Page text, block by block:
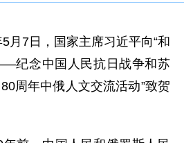
月7日，国家主席习近平向“和
念中国人民抗日战争和苏
周年中俄人文交流活动”致贺